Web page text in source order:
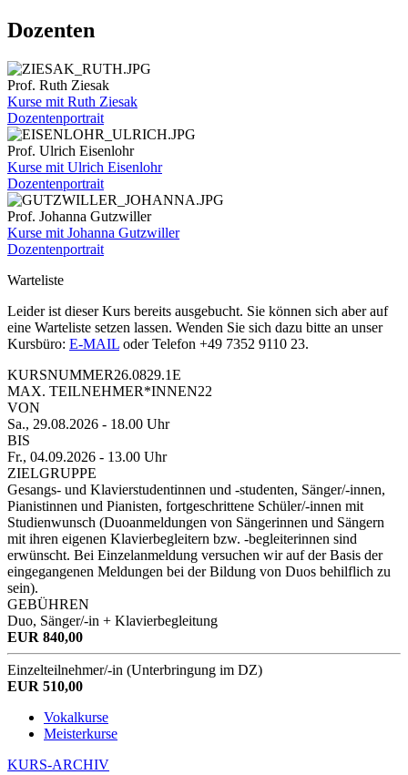
Dozenten
Prof. Ruth Ziesak
Kurse mit Ruth Ziesak
Dozentenportrait
Prof. Ulrich Eisenlohr
Kurse mit Ulrich Eisenlohr
Dozentenportrait
Prof. Johanna Gutzwiller
Kurse mit Johanna Gutzwiller
Dozentenportrait
Warteliste
Leider ist dieser Kurs bereits ausgebucht. Sie können sich aber auf
eine Warteliste setzen lassen. Wenden Sie sich dazu bitte an unser
Kursbüro: E-MAIL oder Telefon +49 7352 9110 23.
KURSNUMMER26.0829.1E
MAX. TEILNEHMER*INNEN22
VON
Sa., 29.08.2026 - 18.00 Uhr
BIS
Fr., 04.09.2026 - 13.00 Uhr
ZIELGRUPPE
Gesangs- und Klavierstudentinnen und -studenten, Sänger/-innen,
Pianistinnen und Pianisten, fortgeschrittene Schüler/-innen mit
Studienwunsch (Duoanmeldungen von Sängerinnen und Sängern
mit ihren eigenen Klavierbegleitern bzw. -begleiterinnen sind
erwünscht. Bei Einzelanmeldung versuchen wir auf der Basis der
eingegangenen Meldungen bei der Bildung von Duos behilflich zu
sein).
GEBÜHREN
Duo, Sänger/-in + Klavierbegleitung
EUR 840,00
Einzelteilnehmer/-in (Unterbringung im DZ)
EUR 510,00
Vokalkurse
Meisterkurse
KURS-ARCHIV